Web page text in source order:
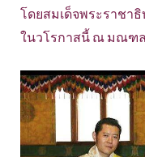
โดยสมเด็จพระราชา
ในวโรกาสนี้ ณ มณฑ